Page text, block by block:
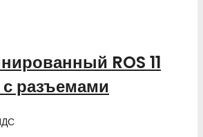
ROS 11
разъемами